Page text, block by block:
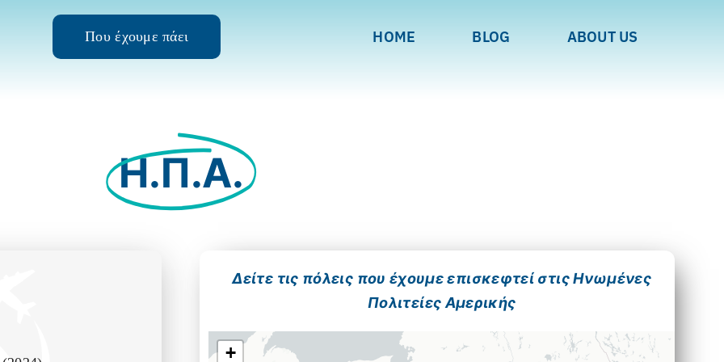
Που έχουμε πάει HOME BLOG ABOUT US
Η.Π.Α.
Δείτε τις πόλεις που έχουμε επισκεφτεί στις Ηνωμένες
Πολιτείες Αμερικής
+